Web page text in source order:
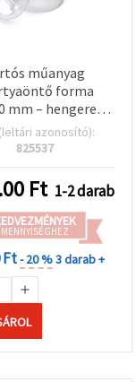
műanyag
forma
mm – hengeres,
tetővel, elegáns
gyertyákhoz
azonosító):
825537
Ft 1-2 darab
MENNYISÉGHEZ
Ft- 20 %3 darab +